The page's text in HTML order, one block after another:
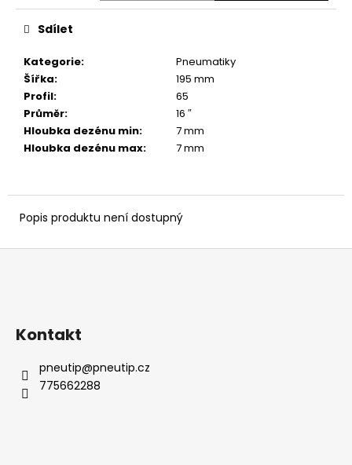
Kategorie:
Pneumatiky
Šířka:
195 mm
Profil:
65
Průměr:
16 ″
Hloubka dezénu min:
7 mm
Hloubka dezénu max: 7 mm
Sdílet
Popis produktu není dostupný
D
o
o
u
č
u
e
Z
Kontakt
pneutip@pneutip.cz
775662288